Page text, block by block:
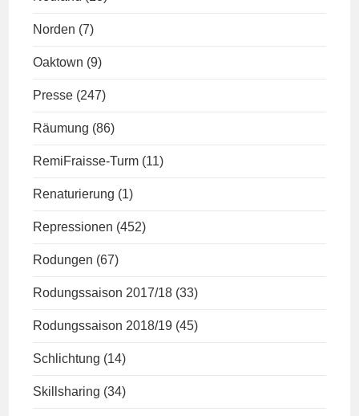
Norden (7)
Oaktown (9)
Presse (247)
Räumung (86)
RemiFraisse-Turm (11)
Renaturierung (1)
Repressionen (452)
Rodungen (67)
Rodungssaison 2017/18 (33)
Rodungssaison 2018/19 (45)
Schlichtung (14)
Skillsharing (34)